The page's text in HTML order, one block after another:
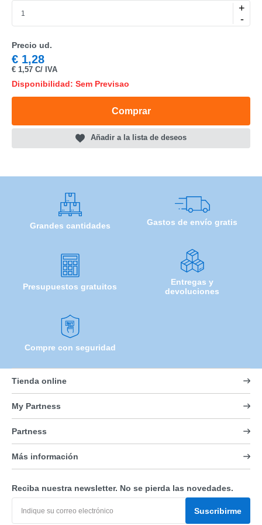
+
-
Precio ud.
€ 1,28
€ 1,57 C/ IVA
Disponibilidad: Sem Previsao
Comprar
Añadir a la lista de deseos
Grandes cantidades Gastos de envío gratis
Presupuestos gratuitos
Entregas y
devoluciones
Compre con seguridad
Tienda online
My Partness
Partness
Más información
Reciba nuestra newsletter. No se pierda las novedades.
Suscribirme
CATEGORÍA
REF